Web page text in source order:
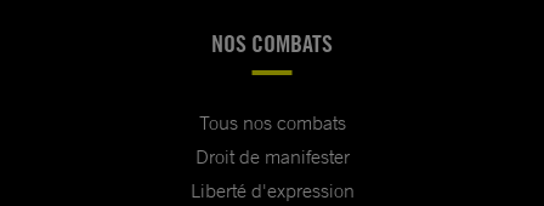
NOS COMBATS
Tous nos combats
Droit de manifester
Liberté d'expression